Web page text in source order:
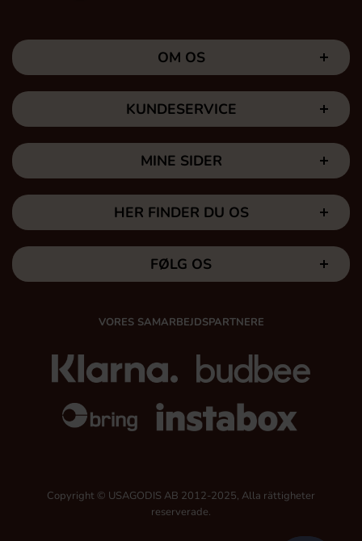
OM OS
KUNDESERVICE
MINE SIDER
HER FINDER DU OS
FØLG OS
VORES SAMARBEJDSPARTNERE
Copyright © USAGODIS AB 2012-2025, Alla rättigheter
reserverade.